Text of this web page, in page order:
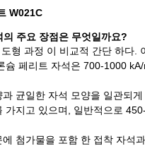
W021C
주요 장점은 무엇일까요?
형 과정 이 비교적 간단 하다.
페리트 자석은 700-1000
균일한 자석 모양을 일관되게
지고 있으며, 일반적으로
첨가물을 포함 한 접착 자석